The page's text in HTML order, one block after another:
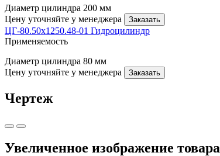
Диаметр цилиндра 200 мм
Цену уточняйте у менеджера
Заказать
ЦГ-80.50х1250.48-01 Гидроцилиндр
Применяемость
Диаметр цилиндра 80 мм
Цену уточняйте у менеджера
Заказать
Чертеж
Увеличенное изображение товара